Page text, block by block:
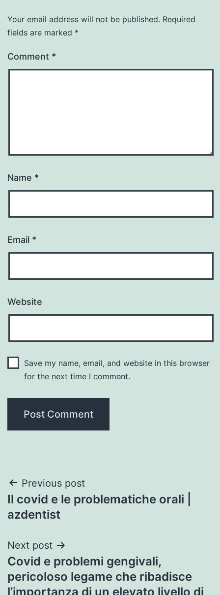
Your email address will not be published. Required
fields are marked *
Comment *
Name *
Email *
Website
Save my name, email, and website in this browser
for the next time I comment.
Post
navigation
Previous post
Il covid e le problematiche orali |
azdentist
Next post
Covid e problemi gengivali,
pericoloso legame che ribadisce
l’importanza di un elevato livello di